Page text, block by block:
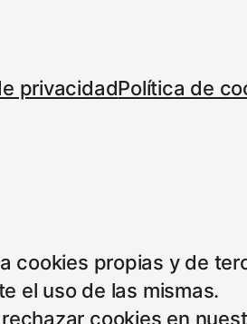
privacidadPolítica de
cookies propias y de
el uso de las mismas.
cookies en